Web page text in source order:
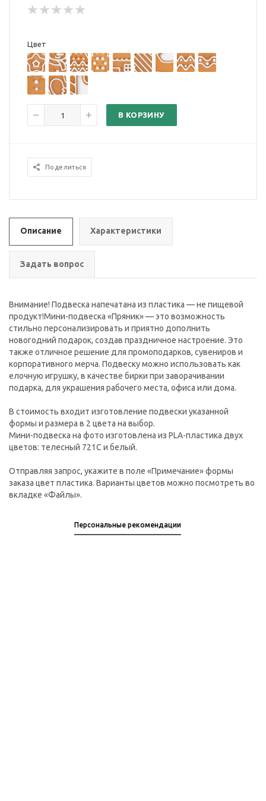
Цвет
В КОРЗИНУ
Поделиться
Описание Характеристики
Задать вопрос
Внимание! Подвеска напечатана из пластика — не пищевой
продукт!Мини-подвеска «Пряник» — это возможность
стильно персонализировать и приятно дополнить
новогодний подарок, создав праздничное настроение. Это
также отличное решение для промоподарков, сувениров и
корпоративного мерча. Подвеску можно использовать как
елочную игрушку, в качестве бирки при заворачивании
подарка, для украшения рабочего места, офиса или дома.
В стоимость входит изготовление подвески указанной
формы и размера в 2 цвета на выбор.
Мини-подвеска на фото изготовлена из PLA-пластика двух
цветов: телесный 721С и белый.
Отправляя запрос, укажите в поле «Примечание» формы
заказа цвет пластика. Варианты цветов можно посмотреть во
вкладке «Файлы».
Персональные рекомендации